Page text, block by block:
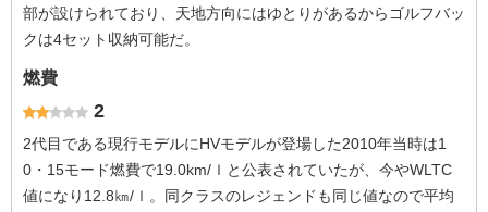
部が設けられており、天地方向にはゆとりがあるからゴルフバッ
クは4セット収納可能だ。
燃費
2
2代目である現行モデルにHVモデルが登場した2010年当時は1
0・15モード燃費で19.0km/ｌと公表されていたが、今やWLTC
値になり12.8㎞/ｌ。同クラスのレジェンドも同じ値なので平均